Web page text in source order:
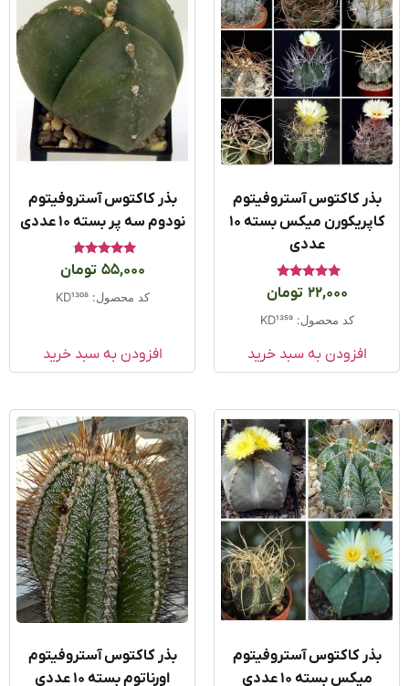
کاکتوس آستروفیتوم
کاپریکورن میکس بسته ۱۰
عددی
522,000 تومان
کد محصول: KD1359
افزودن به سبد خرید
بذر کاکتوس آستروفیتوم
نودوم سه پر بسته ۱۰ عددی
4.50
55,000 تومان
کد محصول: KD1308
افزودن به سبد خرید
کاکتوس آستروفیتوم
میکس بسته ۱۰ عددی
بذر کاکتوس آستروفیتوم
اورناتوم بسته ۱۰ عددی